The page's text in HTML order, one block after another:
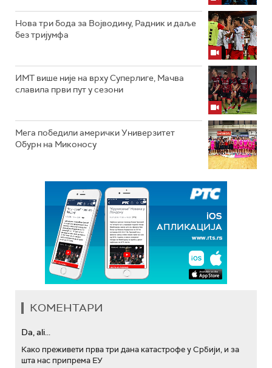
Нова три бода за Војводину, Радник и даље
без тријумфа
ИМТ више није на врху Суперлиге, Мачва
славила први пут у сезони
Мега победили амерички Универзитет
Обурн на Миконосу
КОМЕНТАРИ
Da, ali...
Како преживети прва три дана катастрофе у Србији, и за
шта нас припрема ЕУ